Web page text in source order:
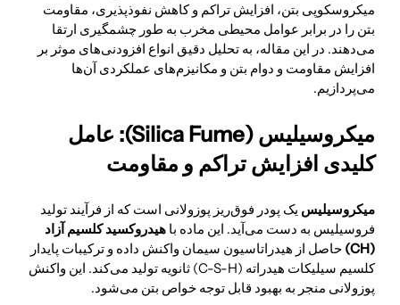
میکروسکوپی بتن، افزایش تراکم و کاهش نفوذپذیری، مقاومت
بتن را در برابر عوامل محیطی مخرب به طور چشمگیری ارتقا
می‌دهند. در این مقاله، به تحلیل دقیق انواع افزودنی‌های موثر بر
افزایش مقاومت و دوام بتن و مکانیزم‌های عملکردی آن‌ها
می‌پردازیم.
میکروسیلیس (Silica Fume): عامل
کلیدی افزایش تراکم و مقاومت
میکروسیلیس یک پودر فوق‌ریز پوزولانی است که از فرآیند تولید
فروسیلیس به دست می‌آید. این ماده با هیدروکسید کلسیم آزاد
(CH)
حاصل از هیدراتاسیون سیمان واکنش داده و ترکیبات پایدار
کلسیم سیلیکات هیدراته (C-S-H) ثانویه تولید می‌کند. این واکنش
پوزولانی منجر به بهبود قابل توجه خواص بتن می‌شود.